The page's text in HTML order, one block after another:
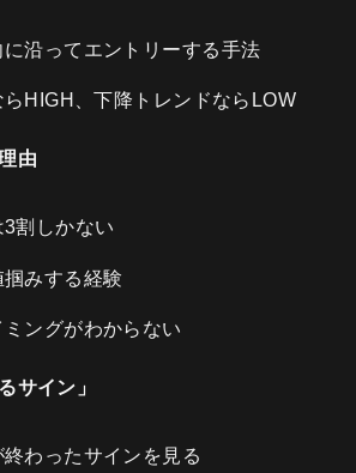
に沿ってエントリーする手法
らHIGH、下降トレンドならLOW
由
3割しかない
みする経験
ングがわからない
サイン」
わったサインを見る